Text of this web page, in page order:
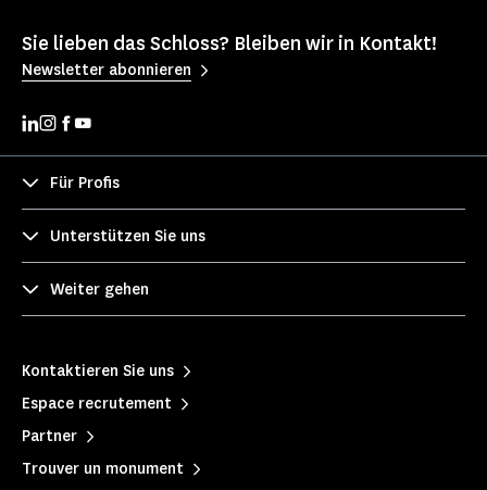
Sie lieben das Schloss? Bleiben wir in Kontakt!
Newsletter abonnieren
Für Profis
Unterstützen Sie uns
Weiter gehen
Kontaktieren Sie uns
Espace recrutement
Partner
Trouver un monument